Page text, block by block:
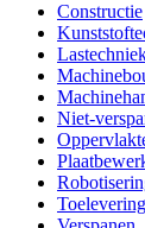
Constructie
Niet-
Toelevering